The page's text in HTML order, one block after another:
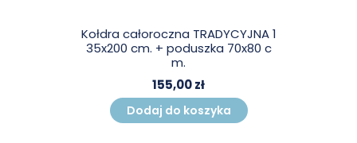
Kołdra całoroczna TRADYCYJNA 1
35x200 cm. + poduszka 70x80 c
m.
155,00 zł
Dodaj do koszyka